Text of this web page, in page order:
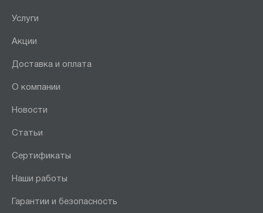
Услуги
Акции
Доставка и оплата
О компании
Новости
Статьи
Сертификаты
Наши работы
Гарантии и безопасность